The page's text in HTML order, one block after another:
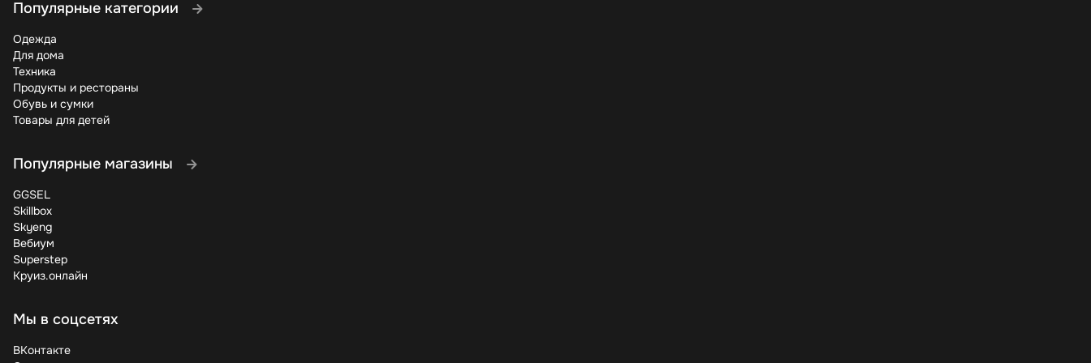
Banggood – это бездонный источник выгодных покупок, если знать несколько секретов. Используйте промокоды из проверенных источников, комбинируйте скидки,
купить со скидкой? Делитесь в комментариях – поможем найти лучшие предложения.
Популярные категории
Одежда
Для дома
Техника
Продукты и рестораны
Обувь и сумки
Товары для детей
Популярные магазины
GGSEL
Skillbox
Skyeng
Вебиум
Superstep
Круиз.онлайн
Мы в соцсетях
ВКонтакте